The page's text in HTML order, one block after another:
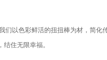
们以色彩鲜活的扭扭棒为材，简化
住无限幸福。